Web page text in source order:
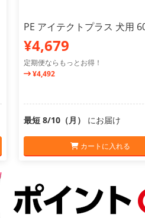
PE アイテクトプラス 犬用
¥4,679
定期便ならもっとお得！
¥4,492
最短 8/10（月） にお届け
カートに入れる